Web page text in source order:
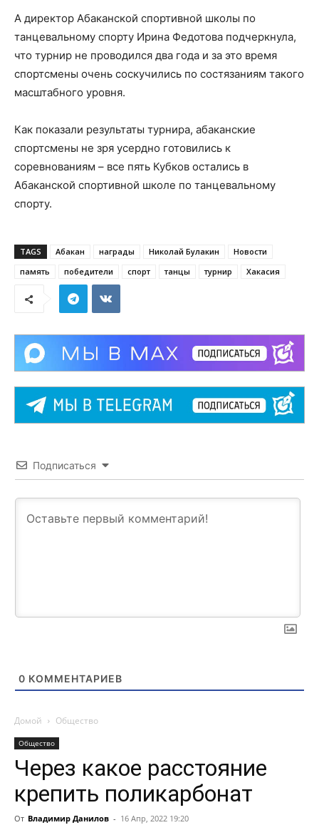
А директор Абаканской спортивной школы по
танцевальному спорту Ирина Федотова подчеркнула,
что турнир не проводился два года и за это время
спортсмены очень соскучились по состязаниям такого
масштабного уровня.
Как показали результаты турнира, абаканские
спортсмены не зря усердно готовились к
соревнованиям – все пять Кубков остались в
Абаканской спортивной школе по танцевальному
спорту.
TAGS Абакан награды Николай Булакин
Новости
память
победители спорт танцы турнир Хакасия
Подписаться
0 КОММЕНТАРИЕВ